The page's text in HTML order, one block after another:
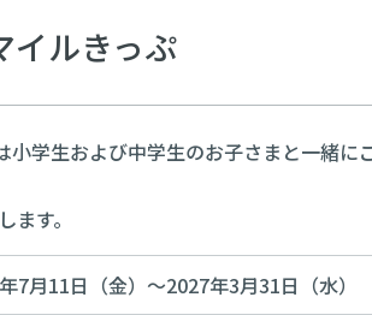
イルきっぷ
小学生および中学生のお子さまと一緒
す。
7月11日（金）～2027年3月31日（水）